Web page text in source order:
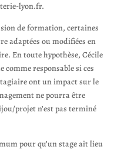
lyon.fr.
de formation, certaines
adaptées ou modifiées en
En toute hypothèse, Cécile
responsable si ces
ont un impact sur le
ne pourra être
projet n’est pas terminé
pour qu’un stage ait lieu